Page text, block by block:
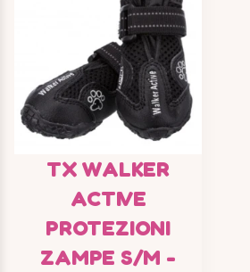
TX WALKER
ACTIVE
PROTEZIONI
ZAMPE S/M -